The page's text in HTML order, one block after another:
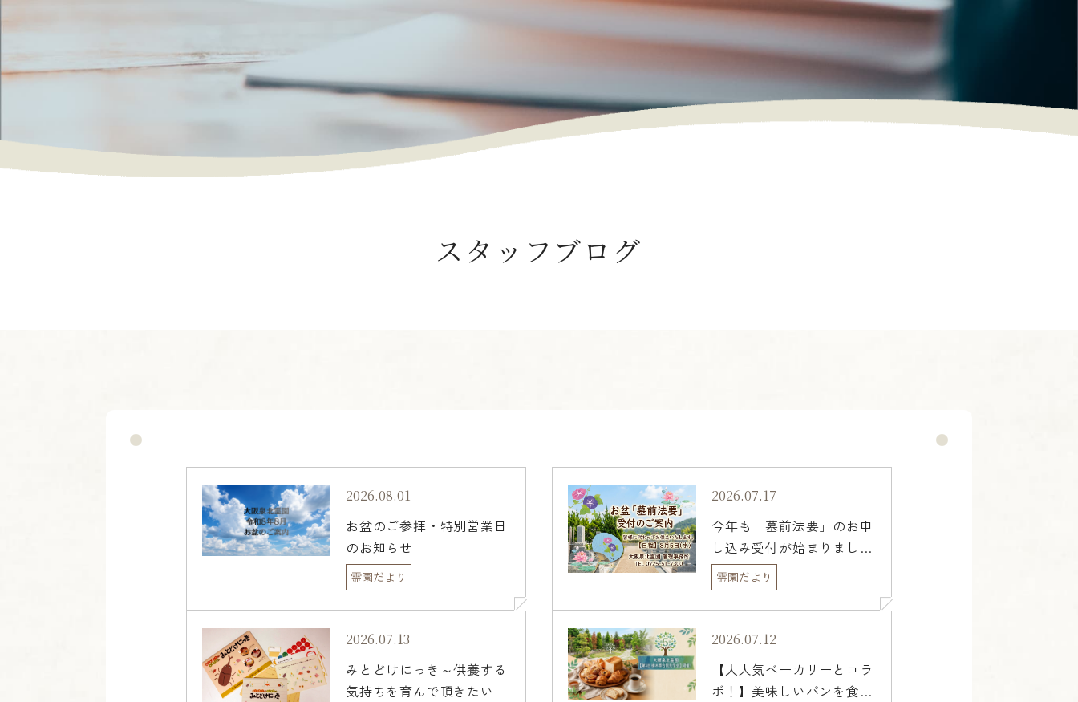
スタッフブログ
2026.08.01
お盆のご参拝・特別営業日
のお知らせ
霊園だより
2026.07.17
今年も「墓前法要」のお申
し込み受付が始まりました
🌻霊園だより
2026.07.13
みとどけにっき～供養する
気持ちを育んで頂きたい
2026.07.12
【大人気ベーカリーとコラ
ボ！】美味しいパンを食べ